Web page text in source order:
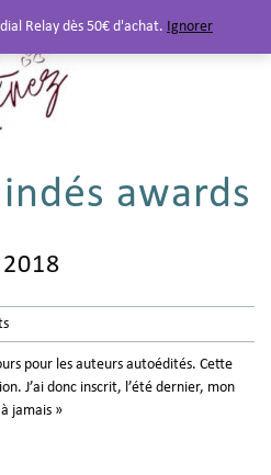
indés awards
pour les auteurs autoédités. Cette
J’ai donc inscrit, l’été dernier, mon
jamais »
Relay dès 50€ d'achat. Ignorer